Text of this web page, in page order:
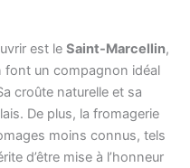
est le Saint-Marcellin,
font un compagnon idéal
croûte naturelle et sa
De plus, la fromagerie
moins connus, tels
d’être mise à l’honneur